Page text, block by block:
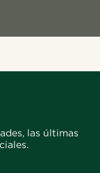
las últimas